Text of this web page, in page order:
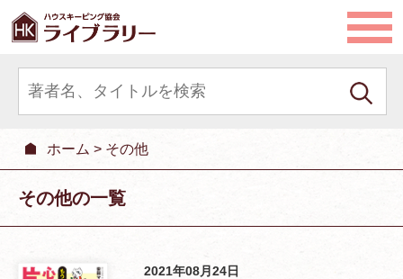
ホーム > その他
その他の一覧
2021年08月24日